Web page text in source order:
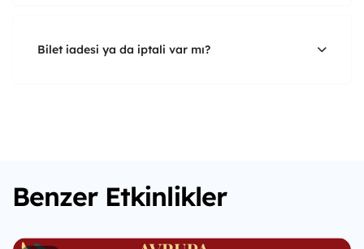
Bilet iadesi ya da iptali var mı?
Benzer Etkinlikler